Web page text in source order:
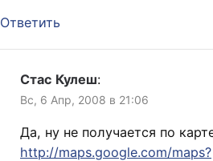
Ответить
Стас Кулеш:
Вс, 6 Апр, 2008 в 21:06
Да, ну не получается по
http://maps.google.com/maps?